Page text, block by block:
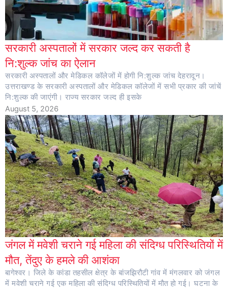
सरकारी अस्पतालों में सरकार जल्द कर सकती है
नि:शुल्क जांच का ऐलान
सरकारी अस्पतालों और मेडिकल कॉलेजों में होगी नि:शुल्क जांच देहरादून।
उत्तराखण्ड के सरकारी अस्पतालों और मेडिकल कॉलेजों में सभी प्रकार की जांचें
नि:शुल्क की जाएंगी। राज्य सरकार जल्द ही इसके
August 5, 2026
जंगल में मवेशी चराने गई महिला की संदिग्ध परिस्थितियों में
मौत, तेंदुए के हमले की आशंका
बागेश्वर। जिले के कांडा तहसील क्षेत्र के बांजझिरौटी गांव में मंगलवार को जंगल
में मवेशी चराने गई एक महिला की संदिग्ध परिस्थितियों में मौत हो गई। घटना के